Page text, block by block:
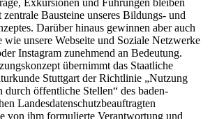
Exkursionen und Führungen bleiben
Bausteine unseres Bildungs- und
Darüber hinaus gewinnen aber auch
wie unsere Webseite und Soziale Netzwerke
Instagram zunehmend an Bedeutung.
übernimmt das Staatliche
Stuttgart der Richtlinie „Nutzung
durch öffentliche Stellen“ des baden-
Landesdatenschutzbeauftragten
von ihm formulierte Verantwortung und